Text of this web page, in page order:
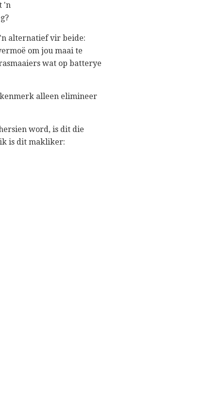
'n
alternatief vir beide:
om jou maai te
wat op batterye
alleen elimineer
word, is dit die
is dit makliker: